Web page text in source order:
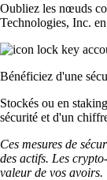
Oubliez les nœuds
Technologies, Inc.
Bénéficiez d'une
Stockés ou en
sécurité et d'un
Ces mesures de
des actifs. Les
valeur de vos avoirs.